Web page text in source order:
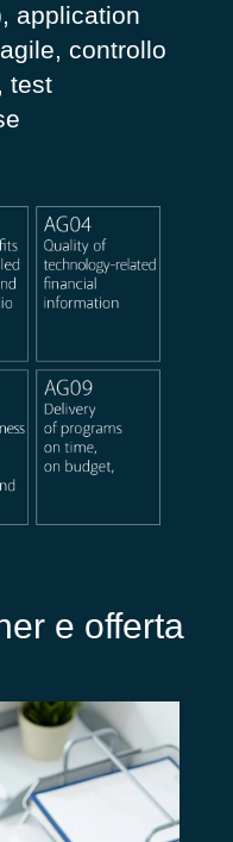
application
controllo
test
e offerta